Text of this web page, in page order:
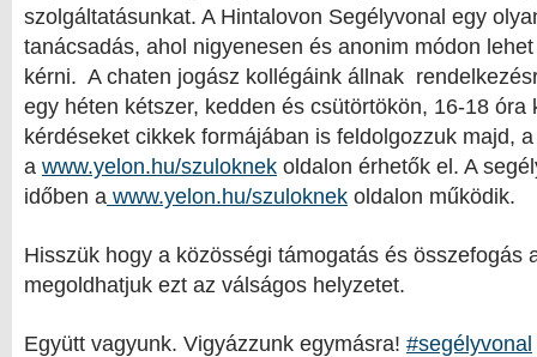
szolgáltatásunkat. A Hintalovon Segélyvonal egy
tanácsadás, ahol nigyenesen és anonim módon
kérni. A chaten jogász kollégáink állnak
egy héten kétszer, kedden és csütörtökön, 16-18
kérdéseket cikkek formájában is feldolgozzuk majd,
a www.yelon.hu/szuloknek oldalon érhetők el. A
időben a www.yelon.hu/szuloknek oldalon működik.
Hisszük hogy a közösségi támogatás és összefogás
megoldhatjuk ezt az válságos helyzetet.
Együtt vagyunk. Vigyázzunk egymásra! #segélyvonal